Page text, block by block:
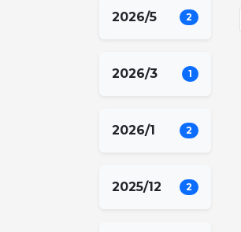
2026/5 2
2026/3 1
2026/1 2
2025/12 2